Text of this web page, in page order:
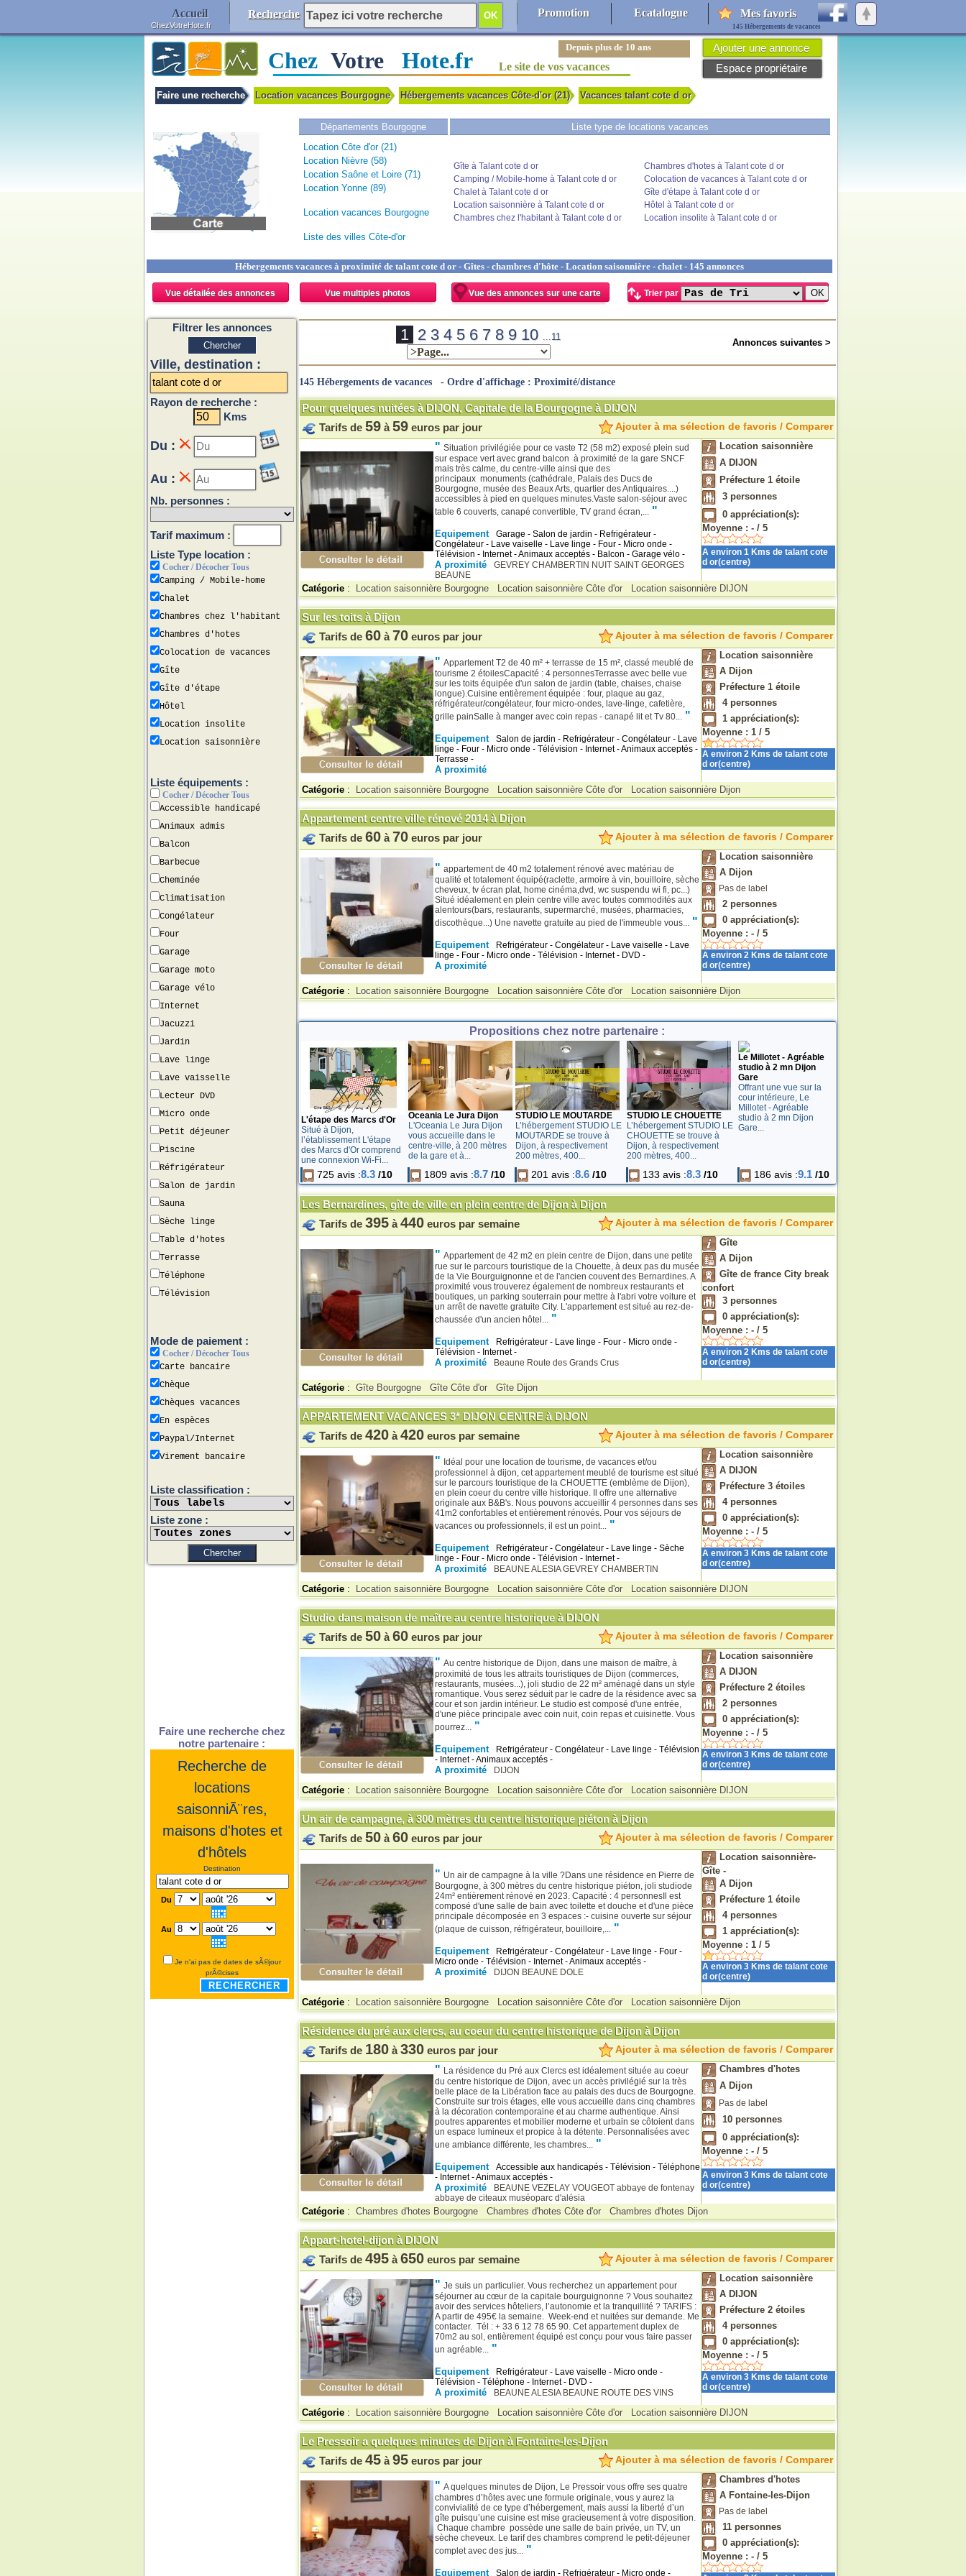
Faire une recherche Location vacances Bourgogne Hébergements vacances Côte-d'or (21) Vacances talant cote d or
Départements Bourgogne
Liste type de locations vacances
Location Côte d'or (21)
Location Nièvre (58)
Location Saône et Loire (71)
Location Yonne (89)
Location vacances Bourgogne
Liste des villes Côte-d'or
Gîte à Talant cote d or
Chambres d'hotes à Talant cote d or
Camping / Mobile-home à Talant cote d or
Colocation de vacances à Talant cote d or
Chalet à Talant cote d or
Gîte d'étape à Talant cote d or
Location saisonnière à Talant cote d or
Hôtel à Talant cote d or
Chambres chez l'habitant à Talant cote d or
Location insolite à Talant cote d or
Hébergements vacances à proximité de talant cote d or - Gîtes - chambres d'hôte - Location saisonnière - chalet - 145 annonces
Vue détailée des annonces Vue multiples photos Vue des annonces sur une carte Trier par
Filtrer les annonces
Ville, destination :
Rayon de recherche :
Kms
Du :
Au :
Nb. personnes :
Tarif maximum :
Liste Type location :
Cocher / Décocher Tous
Camping / Mobile-home
Chalet
Chambres chez l'habitant
Chambres d'hotes
Colocation de vacances
Gîte
Gîte d'étape
Hôtel
Location insolite
Location saisonnière
Liste équipements :
Cocher / Décocher Tous
Accessible handicapé
Animaux admis
Balcon
Barbecue
Cheminée
Climatisation
Congélateur
Four
Garage
Garage moto
Garage vélo
Internet
Jacuzzi
Jardin
Lave linge
Lave vaisselle
Lecteur DVD
Micro onde
Petit déjeuner
Piscine
Réfrigérateur
Salon de jardin
Sauna
Sèche linge
Table d'hotes
Terrasse
Téléphone
Télévision
Mode de paiement :
Cocher / Décocher Tous
Carte bancaire
Chèque
Chèques vacances
En espèces
Paypal/Internet
Virement bancaire
Liste classification :
Liste zone :
Faire une recherche chez
notre partenaire :
Recherche de
locations
saisonniÃ¨res,
maisons d'hotes et
d'hôtels
Destination
Du
Au
Je n'ai pas de dates de sÃ©jour
prÃ©cises
RECHERCHER
1 2 3 4 5 6 7 8 9 10 ...11
Annonces suivantes >
145 Hébergements de vacances - Ordre d'affichage : Proximité/distance
Pour quelques nuitées à DIJON, Capitale de la Bourgogne à DIJON
Tarifs de 59 à 59 euros par jour Ajouter à ma sélection de favoris / Comparer
" Situation privilégiée pour ce vaste T2 (58 m2) exposé plein sud
sur espace vert avec grand balcon à proximité de la gare SNCF
mais très calme, du centre-ville ainsi que des
principaux monuments (cathédrale, Palais des Ducs de
Bourgogne, musée des Beaux Arts, quartier des Antiquaires....)
accessibles à pied en quelques minutes.Vaste salon-séjour avec
table 6 couverts, canapé convertible, TV grand écran,... "
Equipement
Garage - Salon de jardin - Refrigérateur -
Congélateur - Lave vaiselle - Lave linge - Four - Micro onde -
Télévision - Internet - Animaux acceptés - Balcon - Garage vélo -
A proximité GEVREY CHAMBERTIN NUIT SAINT GEORGES
BEAUNE
Location saisonnière
A DIJON
Préfecture 1 étoile
3 personnes
0appréciation(s):
Moyenne : -/ 5
A environ 1 Kms de talant cote
d or(centre)
Catégorie : Location saisonnière Bourgogne Location saisonnière Côte d'or Location saisonnière DIJON
Sur les toits à Dijon
Tarifs de 60 à 70 euros par jour Ajouter à ma sélection de favoris / Comparer
" Appartement T2 de 40 m² + terrasse de 15 m², classé meublé de
tourisme 2 étoilesCapacité : 4 personnesTerrasse avec belle vue
sur les toits équipée d'un salon de jardin (table, chaises, chaise
longue).Cuisine entièrement équipée : four, plaque au gaz,
réfrigérateur/congélateur, four micro-ondes, lave-linge, cafetière,
grille painSalle à manger avec coin repas - canapé lit et Tv 80... "
Equipement
Salon de jardin - Refrigérateur - Congélateur - Lave
linge - Four - Micro onde - Télévision - Internet - Animaux acceptés -
Terrasse -
A proximité
Location saisonnière
A Dijon
Préfecture 1 étoile
4 personnes
1appréciation(s):
Moyenne : 1/ 5
A environ 2 Kms de talant cote
d or(centre)
Catégorie : Location saisonnière Bourgogne Location saisonnière Côte d'or Location saisonnière Dijon
Appartement centre ville rénové 2014 à Dijon
Tarifs de 60 à 70 euros par jour Ajouter à ma sélection de favoris / Comparer
" appartement de 40 m2 totalement rénové avec matériau de
qualité et totalement équipé(raclette, armoire à vin, bouilloire, sèche
cheveux, tv écran plat, home cinéma,dvd, wc suspendu wi fi, pc...)
Situé idéalement en plein centre ville avec toutes commodités aux
alentours(bars, restaurants, supermarché, musées, pharmacies,
discothèque...) Une navette gratuite au pied de l'immeuble vous... "
Equipement
Refrigérateur - Congélateur - Lave vaiselle - Lave
linge - Four - Micro onde - Télévision - Internet - DVD -
A proximité
Location saisonnière
A Dijon
Pas de label
2 personnes
0appréciation(s):
Moyenne : -/ 5
A environ 2 Kms de talant cote
d or(centre)
Catégorie : Location saisonnière Bourgogne Location saisonnière Côte d'or Location saisonnière Dijon
Propositions chez notre partenaire :
L'étape des Marcs d'Or
Situé à Dijon,
l’établissement L'étape
des Marcs d'Or comprend
une connexion Wi-Fi...
Oceania Le Jura Dijon
L'Oceania Le Jura Dijon
vous accueille dans le
centre-ville, à 200 mètres
de la gare et à...
STUDIO LE MOUTARDE
L’hébergement STUDIO LE
MOUTARDE se trouve à
Dijon, à respectivement
200 mètres, 400...
STUDIO LE CHOUETTE
L’hébergement STUDIO LE
CHOUETTE se trouve à
Dijon, à respectivement
200 mètres, 400...
Le Millotet - Agréable
studio à 2 mn Dijon
Gare
Offrant une vue sur la
cour intérieure, Le
Millotet - Agréable
studio à 2 mn Dijon
Gare...
725 avis :8.3 /10 1809 avis :8.7 /10 201 avis :8.6 /10 133 avis :8.3 /10 186 avis :9.1 /10
Les Bernardines, gîte de ville en plein centre de Dijon à Dijon
Tarifs de 395 à 440 euros par semaine Ajouter à ma sélection de favoris / Comparer
" Appartement de 42 m2 en plein centre de Dijon, dans une petite
rue sur le parcours touristique de la Chouette, à deux pas du musée
de la Vie Bourguignonne et de l'ancien couvent des Bernardines. A
proximité vous trouverez également de nombreux restaurants et
boutiques, un parking souterrain pour mettre à l'abri votre voiture et
un arrêt de navette gratuite City. L'appartement est situé au rez-de-
chaussée d'un ancien hôtel... "
Equipement
Refrigérateur - Lave linge - Four - Micro onde -
Télévision - Internet -
A proximité Beaune Route des Grands Crus
Gîte
A Dijon
Gîte de france City break
confort
3 personnes
0appréciation(s):
Moyenne : -/ 5
A environ 2 Kms de talant cote
d or(centre)
Catégorie : Gîte Bourgogne Gîte Côte d'or Gîte Dijon
APPARTEMENT VACANCES 3* DIJON CENTRE à DIJON
Tarifs de 420 à 420 euros par semaine Ajouter à ma sélection de favoris / Comparer
" Idéal pour une location de tourisme, de vacances et/ou
professionnel à dijon, cet appartement meublé de tourisme est situé
sur le parcours touristique de la CHOUETTE (emblème de Dijon),
en plein coeur du centre ville historique. Il offre une alternative
originale aux B&B's. Nous pouvons accueillir 4 personnes dans ses
41m2 confortables et entièrement rénovés. Pour vos séjours de
vacances ou professionnels, il est un point... "
Equipement
Refrigérateur - Congélateur - Lave linge - Sèche
linge - Four - Micro onde - Télévision - Internet -
A proximité BEAUNEALESIAGEVREY CHAMBERTIN
Location saisonnière
A DIJON
Préfecture 3 étoiles
4 personnes
0appréciation(s):
Moyenne : -/ 5
A environ 3 Kms de talant cote
d or(centre)
Catégorie : Location saisonnière Bourgogne Location saisonnière Côte d'or Location saisonnière DIJON
Studio dans maison de maître au centre historique à DIJON
Tarifs de 50 à 60 euros par jour Ajouter à ma sélection de favoris / Comparer
" Au centre historique de Dijon, dans une maison de maître, à
proximité de tous les attraits touristiques de Dijon (commerces,
restaurants, musées...), joli studio de 22 m² aménagé dans un style
romantique. Vous serez séduit par le cadre de la résidence avec sa
cour et son jardin intérieur. Le studio est composé d'une entrée,
d'une pièce principale avec coin nuit, coin repas et cuisinette. Vous
pourrez... "
Equipement
Refrigérateur - Congélateur - Lave linge - Télévision
- Internet - Animaux acceptés -
A proximité DIJON
Location saisonnière
A DIJON
Préfecture 2 étoiles
2 personnes
0appréciation(s):
Moyenne : -/ 5
A environ 3 Kms de talant cote
d or(centre)
Catégorie : Location saisonnière Bourgogne Location saisonnière Côte d'or Location saisonnière DIJON
Un air de campagne, à 300 mètres du centre historique piéton à Dijon
Tarifs de 50 à 60 euros par jour Ajouter à ma sélection de favoris / Comparer
" Un air de campagne à la ville ?Dans une résidence en Pierre de
Bourgogne, à 300 mètres du centre historique piéton, joli studiode
24m² entièrement rénové en 2023. Capacité : 4 personnesIl est
composé d'une salle de bain avec toilette et douche et d'une pièce
principale décomposée en 3 espaces :- cuisine ouverte sur séjour
(plaque de cuisson, réfrigérateur, bouilloire,... "
Equipement
Refrigérateur - Congélateur - Lave linge - Four -
Micro onde - Télévision - Internet - Animaux acceptés -
A proximité DIJON BEAUNE DOLE
Location saisonnière-
Gîte -
A Dijon
Préfecture 1 étoile
4 personnes
1appréciation(s):
Moyenne : 1/ 5
A environ 3 Kms de talant cote
d or(centre)
Catégorie : Location saisonnière Bourgogne Location saisonnière Côte d'or Location saisonnière Dijon
Résidence du pré aux clercs, au coeur du centre historique de Dijon à Dijon
Tarifs de 180 à 330 euros par jour Ajouter à ma sélection de favoris / Comparer
" La résidence du Pré aux Clercs est idéalement située au coeur
du centre historique de Dijon, avec un accès privilégié sur la très
belle place de la Libération face au palais des ducs de Bourgogne.
Construite sur trois étages, elle vous accueille dans cinq chambres
à la décoration contemporaine et au charme authentique. Ainsi
poutres apparentes et mobilier moderne et urbain se côtoient dans
un espace lumineux et propice à la détente. Personnalisées avec
une ambiance différente, les chambres... "
Equipement
Accessible aux handicapés - Télévision - Téléphone
- Internet - Animaux acceptés -
A proximité BEAUNE VEZELAY VOUGEOT abbaye de fontenay
abbaye de citeaux muséoparc d'alésia
Chambres d'hotes
A Dijon
Pas de label
10 personnes
0appréciation(s):
Moyenne : -/ 5
A environ 3 Kms de talant cote
d or(centre)
Catégorie : Chambres d'hotes Bourgogne Chambres d'hotes Côte d'or Chambres d'hotes Dijon
Appart-hotel-dijon à DIJON
Tarifs de 495 à 650 euros par semaine Ajouter à ma sélection de favoris / Comparer
" Je suis un particulier. Vous recherchez un appartement pour
séjourner au cœur de la capitale bourguignonne ? Vous souhaitez
avoir des services hôteliers, l’autonomie et la tranquillité ? TARIFS :
A partir de 495€ la semaine. Week-end et nuitées sur demande. Me
contacter. Tél : + 33 6 12 78 65 90. Cet appartement duplex de
70m2 au sol, entièrement équipé est conçu pour vous faire passer
un agréable... "
Equipement
Refrigérateur - Lave vaiselle - Micro onde -
Télévision - Téléphone - Internet - DVD -
A proximité BEAUNEALESIA BEAUNE ROUTE DES VINS
Location saisonnière
A DIJON
Préfecture 2 étoiles
4 personnes
0appréciation(s):
Moyenne : -/ 5
A environ 3 Kms de talant cote
d or(centre)
Catégorie : Location saisonnière Bourgogne Location saisonnière Côte d'or Location saisonnière DIJON
Le Pressoir a quelques minutes de Dijon à Fontaine-les-Dijon
Tarifs de 45 à 95 euros par jour Ajouter à ma sélection de favoris / Comparer
" A quelques minutes de Dijon, Le Pressoir vous offre ses quatre
chambres d’hôtes avec une formule originale, vous y aurez la
convivialité de ce type d’hébergement, mais aussi la liberté d’un
gîte puisqu’une cuisine est mise gracieusement à votre disposition.
Chaque chambre possède une salle de bain privée, un TV, un
sèche cheveux. Le tarif des chambres comprend le petit-déjeuner
complet avec des jus... "
Equipement Salon de jardin - Refrigérateur - Micro onde -
Chambres d'hotes
A Fontaine-les-Dijon
Pas de label
11 personnes
0appréciation(s):
Moyenne : -/ 5
Depuis plus de 10 ans
Chez Votre Hote.fr Le site de vos vacances
Ajouter une annonce
Espace propriétaire
Ecatalogue
Promotion Mes favoris
Accueil
ChezVotreHote.fr
Recherche
145 Hébergements de vacances